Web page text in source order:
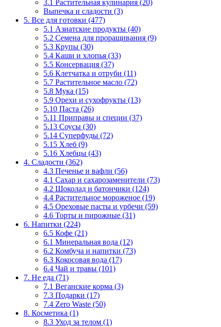
3.1 Растительная кулинария (20)
Выпечка и сладости (3)
5. Все для готовки (477)
5.1 Азиатские продукты (40)
5.2 Семена для проращивания (9)
5.3 Крупы (30)
5.4 Каши и хлопья (33)
5.5 Консервация (37)
5.6 Клетчатка и отруби (11)
5.7 Растительное масло (72)
5.8 Мука (15)
5.9 Орехи и сухофрукты (13)
5.10 Паста (26)
5.11 Приправы и специи (37)
5.13 Соусы (30)
5.14 Суперфуды (72)
5.15 Хлеб (9)
5.16 Хлебцы (43)
4. Сладости (362)
4.3 Печенье и вафли (56)
4.1 Сахар и сахарозаменители (73)
4.2 Шоколад и батончики (124)
4.4 Растительное мороженое (19)
4.5 Ореховые пасты и урбечи (59)
4.6 Торты и пирожные (31)
6. Напитки (224)
6.5 Кофе (21)
6.1 Минеральная вода (12)
6.2 Комбуча и напитки (73)
6.3 Кокосовая вода (17)
6.4 Чай и травы (101)
7. Не еда (71)
7.1 Веганские корма (3)
7.3 Подарки (17)
7.4 Zero Waste (50)
8. Косметика (1)
8.3 Уход за телом (1)